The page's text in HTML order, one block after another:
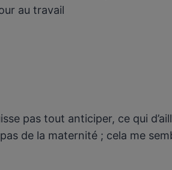
au travail
pas tout anticiper, ce qui
de la maternité ; cela me